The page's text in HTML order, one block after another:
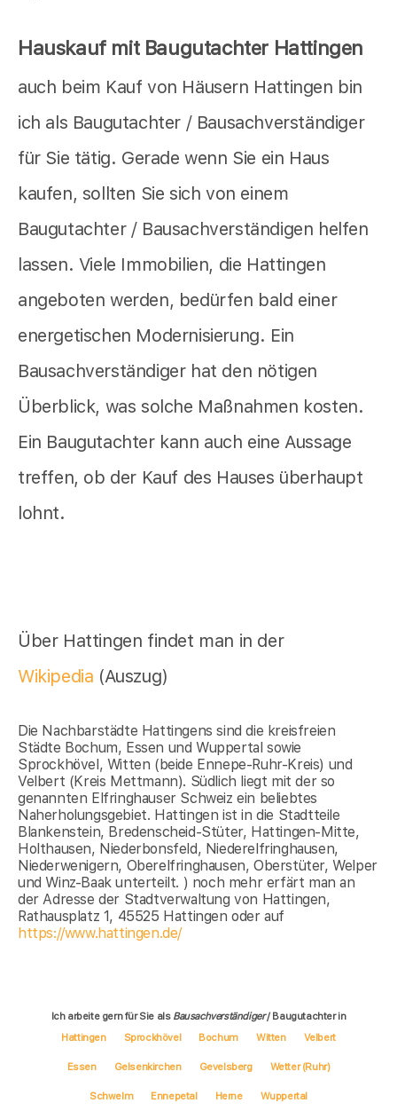
Hauskauf mit Baugutachter Hattingen
auch beim Kauf von Häusern Hattingen bin
ich als Baugutachter / Bausachverständiger
für Sie tätig. Gerade wenn Sie ein Haus
kaufen, sollten Sie sich von einem
Baugutachter / Bausachverständigen helfen
lassen. Viele Immobilien, die Hattingen
angeboten werden, bedürfen bald einer
energetischen Modernisierung. Ein
Bausachverständiger hat den nötigen
Überblick, was solche Maßnahmen kosten.
Ein Baugutachter kann auch eine Aussage
treffen, ob der Kauf des Hauses überhaupt
lohnt.
Über Hattingen findet man in der
Wikipedia (Auszug)
Die Nachbarstädte Hattingens sind die kreisfreien
Städte Bochum, Essen und Wuppertal sowie
Sprockhövel, Witten (beide Ennepe-Ruhr-Kreis) und
Velbert (Kreis Mettmann). Südlich liegt mit der so
genannten Elfringhauser Schweiz ein beliebtes
Naherholungsgebiet. Hattingen ist in die Stadtteile
Blankenstein, Bredenscheid-Stüter, Hattingen-Mitte,
Holthausen, Niederbonsfeld, Niederelfringhausen,
Niederwenigern, Oberelfringhausen, Oberstüter, Welper
und Winz-Baak unterteilt. ) noch mehr erfärt man an
der Adresse der Stadtverwaltung von Hattingen,
Rathausplatz 1, 45525 Hattingen oder auf
https://www.hattingen.de/
Ich arbeite gern für Sie als Bausachverständiger/ Baugutachter in
Hattingen
Sprockhövel Bochum Witten Velbert
Essen Gelsenkirchen Gevelsberg Wetter (Ruhr)
Schwelm Ennepetal Herne Wuppertal